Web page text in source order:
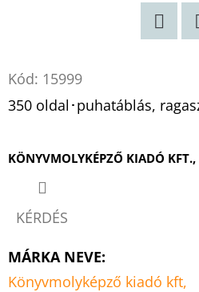
Kód: 15999
350 oldal･puhatáblás,
KÖNYVMOLYKÉPZŐ KIADÓ
KÉRDÉS
MÁRKA NEVE:
Könyvmolyképző kiadó kft,